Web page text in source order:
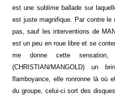
est une sublime ballade sur
est juste magnifique. Par contre le
pas, sauf les interventions de
est un peu en roue libre et se
me donne cette
(CHRISTIAN/MANGOLD) un
flamboyance, elle ronronne là où
du groupe, celui-ci sort des